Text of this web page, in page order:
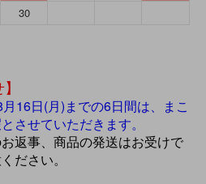
30
16日(月)までの6日間は、まこ
させていただきます。
返事、商品の発送はお受けで
ださい。